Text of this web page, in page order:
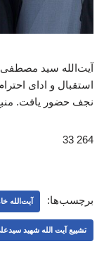
آیت‌الله سید مصطفی
استقبال و ادای
نجف حضور یافت.
264 33
برچسب‌ها: آیت‌الله
تشییع آیت الله شهید